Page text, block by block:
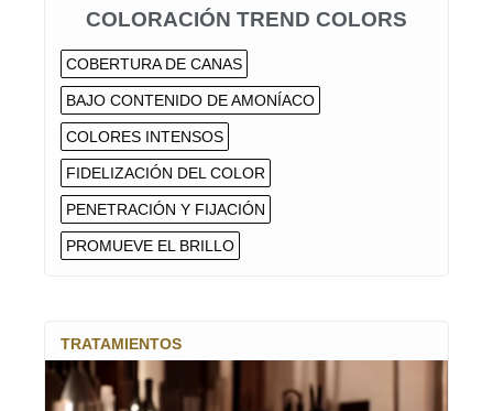
COLORACIÓN TREND COLORS
COBERTURA DE CANAS
BAJO CONTENIDO DE AMONÍACO
COLORES INTENSOS
FIDELIZACIÓN DEL COLOR
PENETRACIÓN Y FIJACIÓN
PROMUEVE EL BRILLO
TRATAMIENTOS